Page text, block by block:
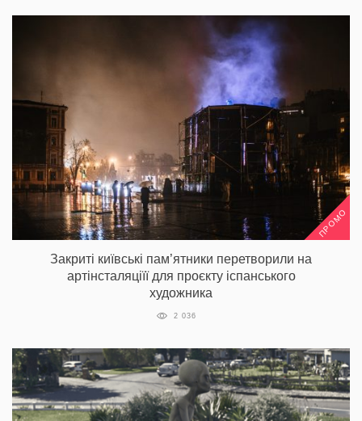
ПРОМО
Закриті київські пам’ятники перетворили на
артінсталяціїї для проєкту іспанського
художника
2 036